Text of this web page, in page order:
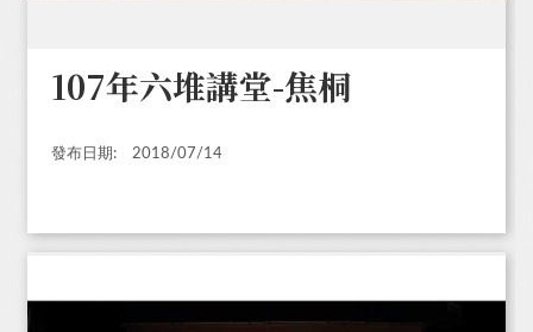
107年六堆講堂-焦桐
發布日期: 2018/07/14